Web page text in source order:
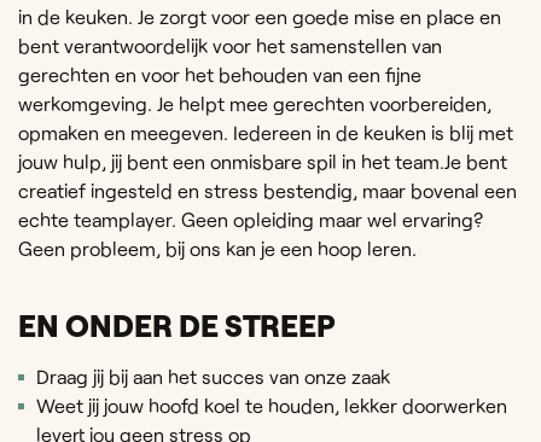
in de keuken. Je zorgt voor een goede mise en place en
bent verantwoordelijk voor het samenstellen van
gerechten en voor het behouden van een fijne
werkomgeving. Je helpt mee gerechten voorbereiden,
opmaken en meegeven. Iedereen in de keuken is blij met
jouw hulp, jij bent een onmisbare spil in het team.Je bent
creatief ingesteld en stress bestendig, maar bovenal een
echte teamplayer. Geen opleiding maar wel ervaring?
Geen probleem, bij ons kan je een hoop leren.
EN ONDER DE STREEP
Draag jij bij aan het succes van onze zaak
Weet jij jouw hoofd koel te houden, lekker doorwerken
levert jou geen stress op